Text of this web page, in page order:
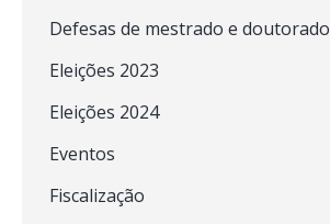
Defesas de mestrado e doutorado
Eleições 2023
Eleições 2024
Eventos
Fiscalização